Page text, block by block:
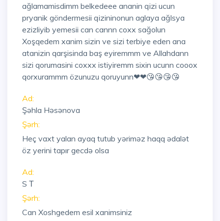
ağlamamisdimm belkedeee ananin qizi ucun
pryanik göndermesii qizininonun aglaya ağlsya
ezizliyib yemesii can cannn coxx sağolun
Xoşqedem xanim sizin ve sizi terbiye eden ana
atanizin qarşisinda baş eyiremmm ve Allahdann
sizi qorumasini coxxx istiyiremm sixin ucunn cooox
qorxurammm özunuzu qoruyunn❤❤😘😘😘😘
Ad:
Şəhla Həsənova
Şərh:
Heç vaxt yalan ayaq tutub yəriməz haqq ədalət
öz yerini tapır gecdə olsa
Ad:
S Т
Şərh:
Can Xoshgedem esil xanimsiniz